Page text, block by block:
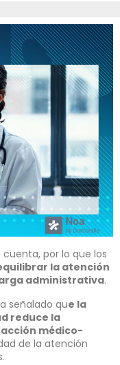
por lo que los
la atención
administrativa.
señalado que la
reduce la
médico-
de la atención